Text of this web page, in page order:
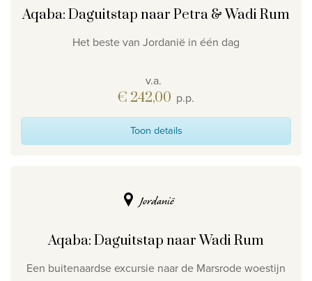
Aqaba: Daguitstap naar Petra & Wadi Rum
Het beste van Jordanië in één dag
v.a.
€ 242,00 p.p.
Toon details
Jordanië
Aqaba: Daguitstap naar Wadi Rum
Een buitenaardse excursie naar de Marsrode woestijn